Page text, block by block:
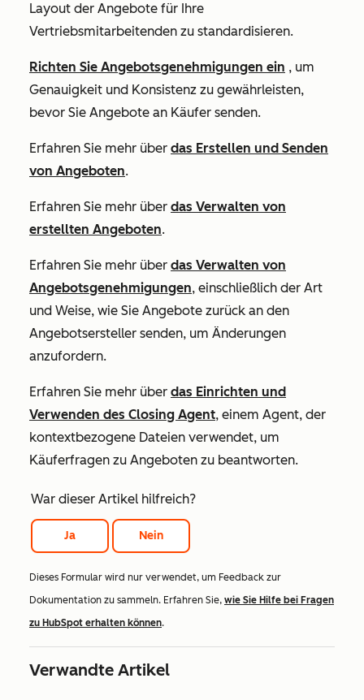
Layout der Angebote für Ihre
Vertriebsmitarbeitenden zu standardisieren.
Richten Sie Angebotsgenehmigungen ein , um
Genauigkeit und Konsistenz zu gewährleisten,
bevor Sie Angebote an Käufer senden.
Erfahren Sie mehr über das Erstellen und Senden
von Angeboten.
Erfahren Sie mehr über das Verwalten von
erstellten Angeboten.
Erfahren Sie mehr über das Verwalten von
Angebotsgenehmigungen, einschließlich der Art
und Weise, wie Sie Angebote zurück an den
Angebotsersteller senden, um Änderungen
anzufordern.
Erfahren Sie mehr über das Einrichten und
Verwenden des Closing Agent, einem Agent, der
kontextbezogene Dateien verwendet, um
Käuferfragen zu Angeboten zu beantworten.
War dieser Artikel hilfreich?
Ja Nein
Dieses Formular wird nur verwendet, um Feedback zur
Dokumentation zu sammeln. Erfahren Sie, wie Sie Hilfe bei Fragen
zu HubSpot erhalten können.
Verwandte Artikel